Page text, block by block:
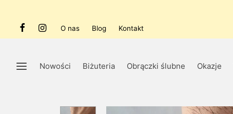
O nas Blog Kontakt
Nowości Biżuteria Obrączki ślubne Okazje